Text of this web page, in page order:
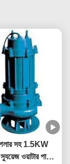
সহ 1.5KW
স্যুয়েজ ওয়াটার পাম্প